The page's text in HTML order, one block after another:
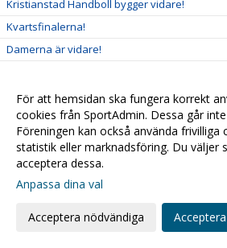
Kristianstad Handboll bygger vidare!
Kvartsfinalerna!
Damerna är vidare!
Sarah - Månadens spelare i SHE!
Alla till hallen fredagkväll!
F03 mot Steg 4 i USM
USM & Sammandrag...
Kristianstad Handboll förstärker Damtruppen
Kompisfika för integration!
För att hemsidan ska fungera korrekt
cookies från SportAdmin. Dessa går
Föreningen kan också använda frivilliga
statistik eller marknadsföring. Du väljer
acceptera dessa.
Anpassa dina val
Acceptera nödvändiga